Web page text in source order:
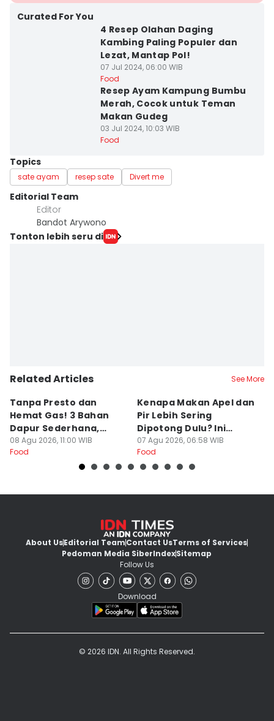
Curated For You
4 Resep Olahan Daging
Kambing Paling Populer dan
Lezat, Mantap Pol!
07 Jul 2024, 06:00 WIB
Food
Resep Ayam Kampung Bumbu
Merah, Cocok untuk Teman
Makan Gudeg
03 Jul 2024, 10:03 WIB
Food
Topics
sate ayam resep sate Divert me
Editorial Team
Editor
Bandot Arywono
Tonton lebih seru di
Related Articles See More
Tanpa Presto dan
Hemat Gas! 3 Bahan
Dapur Sederhana,
Daging Sapi Empuk
Dalam 15 Menit
08 Agu 2026, 11:00 WIB
Food
Kenapa Makan Apel dan
Pir Lebih Sering
Dipotong Dulu? Ini
Alasannya
07 Agu 2026, 06:58 WIB
Food
About UsEditorial TeamContact UsTerms of Services
Pedoman Media SiberIndexSitemap
Follow Us
Download
© 2026 IDN. All Rights Reserved.